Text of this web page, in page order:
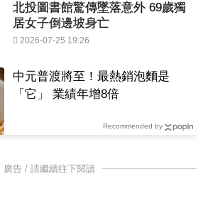
北投圖書館驚傳墜落意外 69歲獨
居女子倒邊坡身亡
2026-07-25 19:26
中元普渡將至！最熱銷泡麵是
「它」 業績年增8倍
Recommended by
廣告 / 請繼續往下閱讀